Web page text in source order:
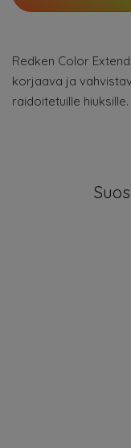
Redken Color
korjaava ja
raidoitetuille hiuksille.